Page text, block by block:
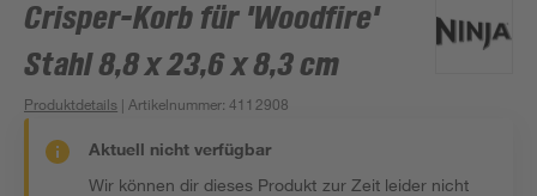
Crisper-Korb für 'Woodfire'
Stahl 8,8 x 23,6 x 8,3 cm
Produktdetails | Artikelnummer:4112908
Aktuell nicht verfügbar
Wir können dir dieses Produkt zur Zeit leider nicht